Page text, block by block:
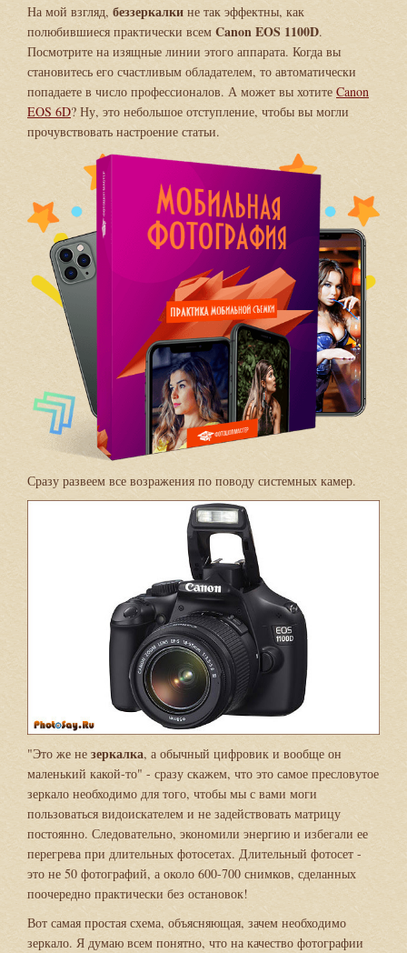
На мой взгляд, беззеркалки не так эффектны, как
полюбившиеся практически всем Canon EOS 1100D.
Посмотрите на изящные линии этого аппарата. Когда вы
становитесь его счастливым обладателем, то автоматически
попадаете в число профессионалов. А может вы хотите Canon
EOS 6D? Ну, это небольшое отступление, чтобы вы могли
прочувствовать настроение статьи.
Сразу развеем все возражения по поводу системных камер.
"Это же не зеркалка, а обычный цифровик и вообще он
маленький какой-то" - сразу скажем, что это самое пресловутое
зеркало необходимо для того, чтобы мы с вами моги
пользоваться видоискателем и не задействовать матрицу
постоянно. Следовательно, экономили энергию и избегали ее
перегрева при длительных фотосетах. Длительный фотосет -
это не 50 фотографий, а около 600-700 снимков, сделанных
поочередно практически без остановок!
Вот самая простая схема, объясняющая, зачем необходимо
зеркало. Я думаю всем понятно, что на качество фотографии